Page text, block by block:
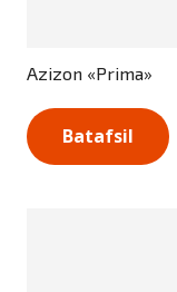
Azizon «Prima»
Batafsil